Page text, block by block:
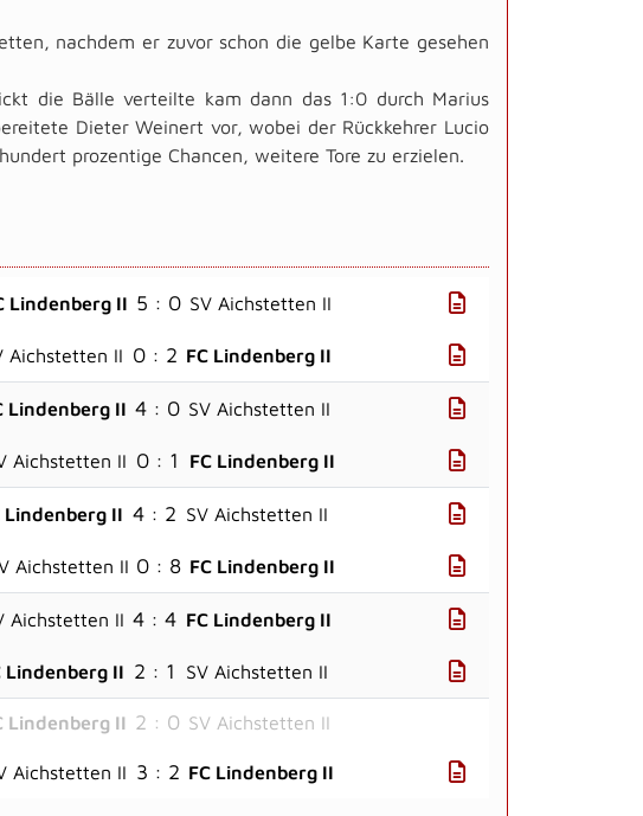
nachdem er zuvor schon die gelbe Karte gesehen
die Bälle verteilte kam dann das 1:0 durch Marius
Dieter Weinert vor, wobei der Rückkehrer Lucio
prozentige Chancen, weitere Tore zu erzielen.
Lindenberg II 5 : 0 SV Aichstetten II
Aichstetten II 0 : 2 FC Lindenberg II
Lindenberg II 4 : 0 SV Aichstetten II
Aichstetten II 0 : 1 FC Lindenberg II
Lindenberg II 4 : 2 SV Aichstetten II
Aichstetten II 0 : 8 FC Lindenberg II
Aichstetten II 4 : 4 FC Lindenberg II
Lindenberg II 2 : 1 SV Aichstetten II
Lindenberg II 2 : 0 SV Aichstetten II
Aichstetten II 3 : 2 FC Lindenberg II